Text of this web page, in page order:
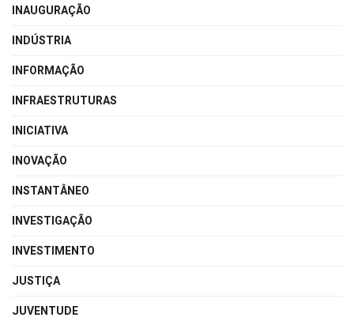
INAUGURAÇÃO
INDÚSTRIA
INFORMAÇÃO
INFRAESTRUTURAS
INICIATIVA
INOVAÇÃO
INSTANTÂNEO
INVESTIGAÇÃO
INVESTIMENTO
JUSTIÇA
JUVENTUDE